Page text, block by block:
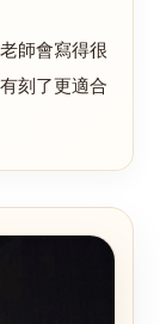
師會寫得很
刻了更適合